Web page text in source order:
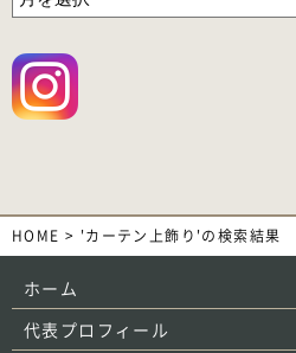
HOME > 'カーテン上飾り'の検索結果
ホーム
代表プロフィール